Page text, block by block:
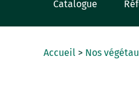
Catalogue
Accueil > Nos